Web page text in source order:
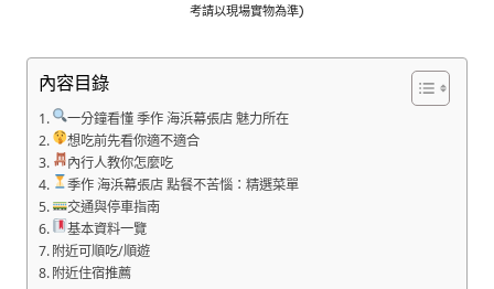
考請以現場實物為準)
內容目錄
一分鐘看懂 季作 海浜幕張店 魅力所在
想吃前先看你適不適合
內行人教你怎麼吃
季作 海浜幕張店 點餐不苦惱：精選菜單
交通與停車指南
基本資料一覽
附近可順吃/順遊
附近住宿推薦